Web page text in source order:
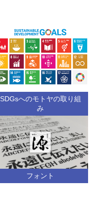
SDGsへのモトヤの取り組
み
フォント